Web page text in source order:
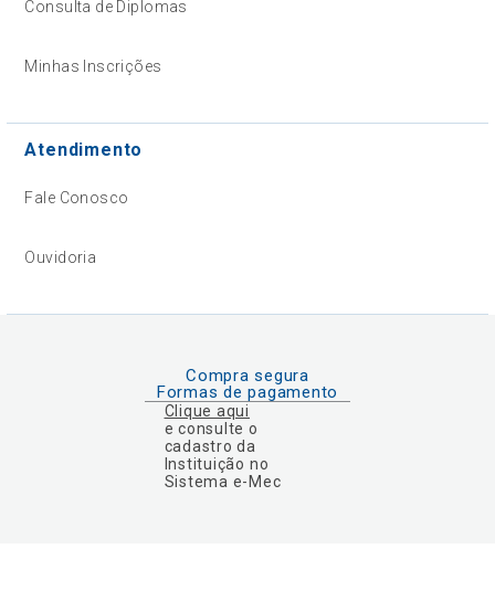
Consulta de Diplomas
Minhas Inscrições
Atendimento
Fale Conosco
Ouvidoria
Compra segura
Formas de pagamento
Clique aqui
e consulte o
cadastro da
Instituição no
Sistema e-Mec